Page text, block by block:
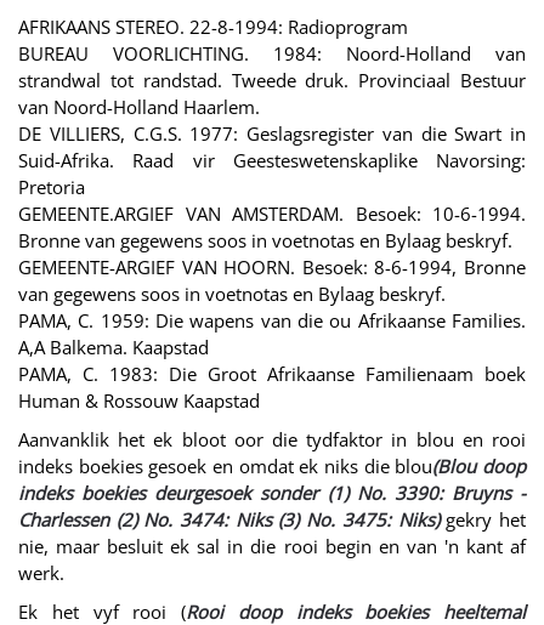
AFRIKAANS STEREO. 22-8-1994: Radioprogram
BUREAU VOORLICHTING. 1984: Noord-Holland van
strandwal tot randstad. Tweede druk. Provinciaal Bestuur
van Noord-Holland Haarlem.
DE VILLIERS, C.G.S. 1977: Geslagsregister van die Swart in
Suid-Afrika. Raad vir Geesteswetenskaplike Navorsing:
Pretoria
GEMEENTE.ARGIEF VAN AMSTERDAM. Besoek: 10-6-1994.
Bronne van gegewens soos in voetnotas en Bylaag beskryf.
GEMEENTE-ARGIEF VAN HOORN. Besoek: 8-6-1994, Bronne
van gegewens soos in voetnotas en Bylaag beskryf.
PAMA, C. 1959: Die wapens van die ou Afrikaanse Families.
A,A Balkema. Kaapstad
PAMA, C. 1983: Die Groot Afrikaanse Familienaam boek
Human & Rossouw Kaapstad
Aanvanklik het ek bloot oor die tydfaktor in blou en rooi
indeks boekies gesoek en omdat ek niks die blou(Blou doop
indeks boekies deurgesoek sonder (1) No. 3390: Bruyns -
Charlessen (2) No. 3474: Niks (3) No. 3475: Niks)gekry het
nie, maar besluit ek sal in die rooi begin en van 'n kant af
werk.
Ek het vyf rooi (Rooi doop indeks boekies heeltemal